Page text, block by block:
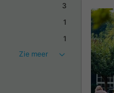
3
1
1
Zie meer